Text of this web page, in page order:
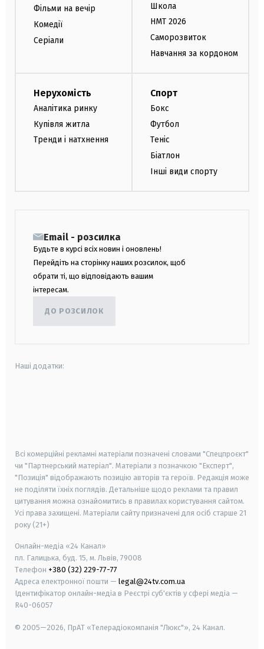
Фільми на вечір
Комедії
Серіали
Школа
НМТ 2026
Саморозвиток
Навчання за кордоном
Нерухомість
Аналітика ринку
Купівля житла
Тренди і натхнення
Спорт
Бокс
Футбол
Теніс
Біатлон
Інші види спорту
Email - розсилка
Будьте в курсі всіх новин і оновлень!
Перейдіть на сторінку наших розсилок, щоб
обрати ті, що відповідають вашим
інтересам.
ДО РОЗСИЛОК
Наші додатки:
Всі комерційні рекламні матеріали позначені словами "Спецпроєкт"
чи "Партнерський матеріал". Матеріали з позначкою "Експерт",
"Позиція" відображають позицію авторів та героїв. Редакція може
не поділяти їхніх поглядів. Детальніше щодо реклами та правил
цитування можна ознайомитись в правилах користування сайтом.
Усі права захищені. Матеріали сайту призначені для осіб старше 21
року (21+)
Онлайн-медіа «24 Канал»
пл. Галицька, буд. 15, м. Львів, 79008
Телефон +380 (32) 229-77-77
Адреса електронної пошти — legal@24tv.com.ua
Ідентифікатор онлайн-медіа в Реєстрі суб'єктів у сфері медіа —
R40-06057
© 2005—2026, ПрАТ «Телерадіокомпанія "Люкс"», 24 Канал.